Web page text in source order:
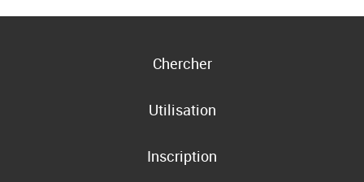
Chercher
Utilisation
Inscription